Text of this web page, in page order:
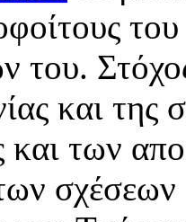
του
του.
και της
των